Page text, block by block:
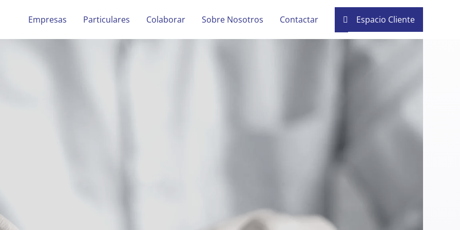
Empresas Particulares Colaborar Sobre Nosotros Contactar Espacio Cliente